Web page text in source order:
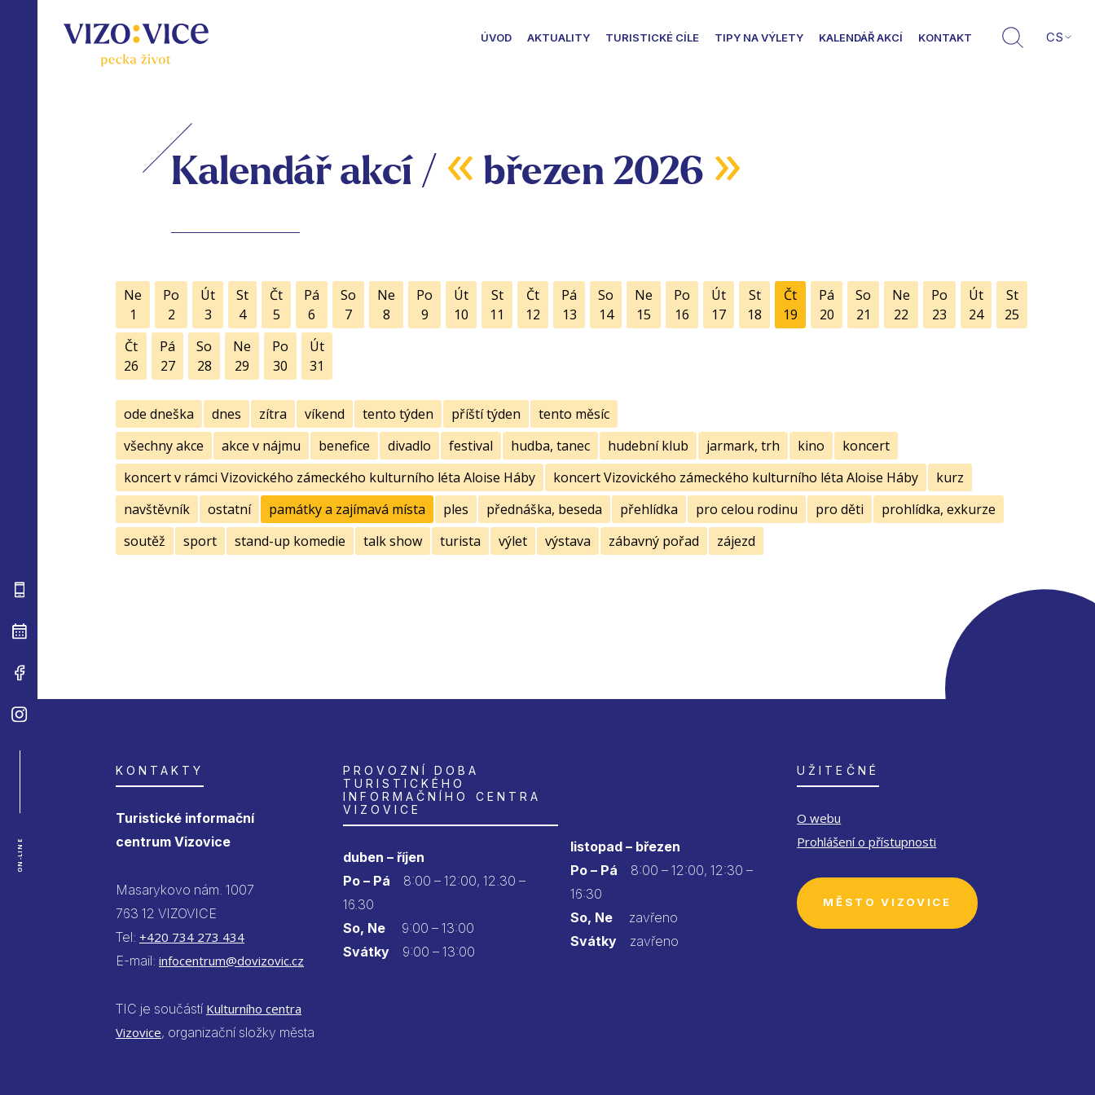
ÚVOD AKTUALITY TURISTICKÉ CÍLE TIPY NA VÝLETY KALENDÁŘ AKCÍ KONTAKT CS
ON-LINE
Kalendář akcí / « březen 2026 »
Ne
1
Po
2
Út
3
St
4
Čt
5
Pá
6
So
7
Ne
8
Po
9
Út
10
St
11
Čt
12
Pá
13
So
14
Ne
15
Po
16
Út
17
St
18
Čt
19
Pá
20
So
21
Ne
22
Po
23
Út
24
St
25
Čt
26
Pá
27
So
28
Ne
29
Po
30
Út
31
ode dneška dnes zítra víkend tento týden příští týden
tento měsíc
všechny akce
akce v nájmu benefice divadlo festival hudba, tanec hudební klub jarmark, trh kino
koncert
koncert v rámci Vizovického zámeckého kulturního léta Aloise Háby
koncert Vizovického zámeckého kulturního léta Aloise Háby
kurz
navštěvník
ostatní památky a zajímavá místa ples přednáška, beseda přehlídka pro celou rodinu pro děti
prohlídka, exkurze
soutěž
sport stand-up komedie talk show turista výlet výstava zábavný pořad zájezd
KONTAKTY
Turistické informační
centrum Vizovice
Masarykovo nám. 1007
763 12 VIZOVICE
Tel: +420 734 273 434
E-mail: infocentrum@dovizovic.cz
TIC je součástí Kulturního centra
Vizovice, organizační složky města
PROVOZNÍ DOBA
TURISTICKÉHO
INFORMAČNÍHO CENTRA
VIZOVICE
duben – říjen
Po – Pá
8:00 – 12:00, 12.30 –
16.30
So, Ne9:00 – 13:00
Svátky9:00 – 13:00
listopad – březen
Po – Pá 8:00 – 12:00, 12:30 –
16:30
So, Nezavřeno
Svátkyzavřeno
UŽITEČNÉ
O webu
Prohlášení o přístupnosti
MĚSTO VIZOVICE